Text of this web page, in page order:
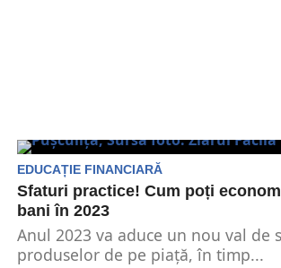
EDUCAȚIE FINANCIARĂ
Sfaturi practice! Cum poți
bani în 2023
Anul 2023 va aduce un nou val de
produselor de pe piață, în timp...